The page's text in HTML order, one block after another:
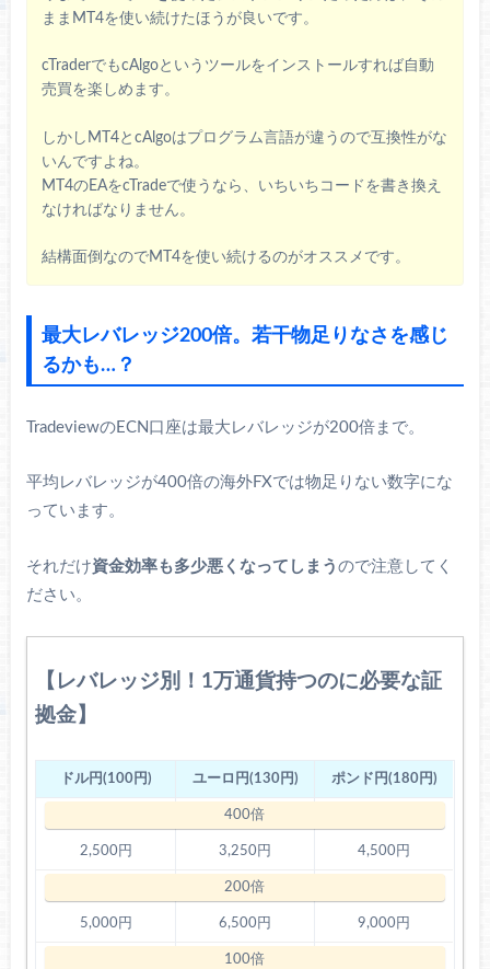
ままMT4を使い続けたほうが良いです。
cTraderでもcAlgoというツールをインストールすれば自動
売買を楽しめます。
しかしMT4とcAlgoはプログラム言語が違うので互換性がな
いんですよね。
MT4のEAをcTradeで使うなら、いちいちコードを書き換え
なければなりません。
結構面倒なのでMT4を使い続けるのがオススメです。
最大レバレッジ200倍。若干物足りなさを感じ
るかも…？
TradeviewのECN口座は最大レバレッジが200倍まで。
平均レバレッジが400倍の海外FXでは物足りない数字にな
っています。
それだけ資金効率も多少悪くなってしまう ので注意してく
ださい。
【レバレッジ別！1万通貨持つのに必要な証
拠金】
ドル円(100円) ユーロ円(130円) ポンド円(180円)
2,500円 3,250円 4,500円
5,000円 6,500円 9,000円